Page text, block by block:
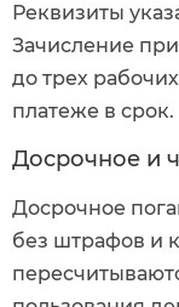
Реквизиты
Зачисление
до трех
платеже в срок.
Досрочное и
Досрочное
без штрафов и